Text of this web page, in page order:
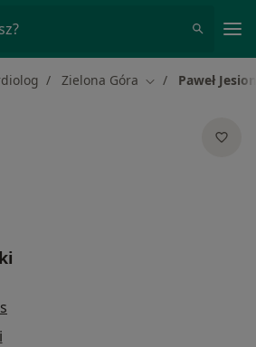
Zielona Góra Zmień miasto
Paweł